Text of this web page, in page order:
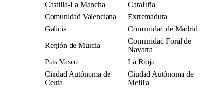
Castilla-La Mancha
Cataluña
Comunidad Valenciana
Extremadura
Galicia
Comunidad de Madrid
Región de Murcia
Comunidad Foral de
Navarra
País Vasco
La Rioja
Ciudad Autónoma de
Ceuta
Ciudad Autónoma de
Melilla